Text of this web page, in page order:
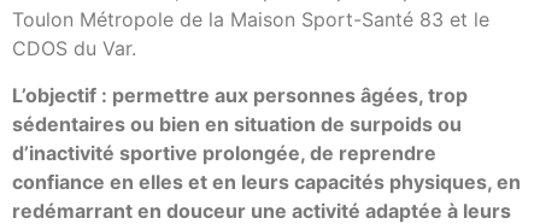
Toulon Métropole de la Maison Sport-Santé 83 et le
CDOS du Var.
L’objectif : permettre aux personnes âgées, trop
sédentaires ou bien en situation de surpoids ou
d’inactivité sportive prolongée, de reprendre
confiance en elles et en leurs capacités physiques, en
redémarrant en douceur une activité adaptée à leurs